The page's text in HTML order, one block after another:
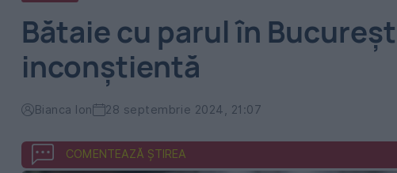
Bătaie cu parul în
inconştientă
Bianca Ion 28 septembrie 2024, 21:07
COMENTEAZĂ ȘTIREA